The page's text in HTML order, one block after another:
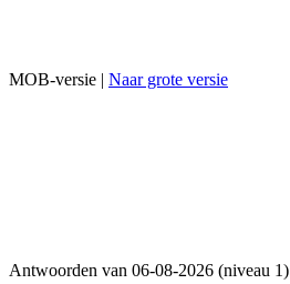
MOB-versie | Naar grote versie
Antwoorden van 06-08-2026 (niveau 1)